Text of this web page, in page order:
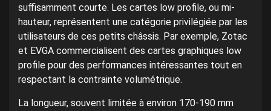
suffisamment courte. Les cartes low profile, ou mi-
hauteur, représentent une catégorie privilégiée par les
utilisateurs de ces petits châssis. Par exemple, Zotac
et EVGA commercialisent des cartes graphiques low
profile pour des performances intéressantes tout en
respectant la contrainte volumétrique.
La longueur, souvent limitée à environ 170-190 mm